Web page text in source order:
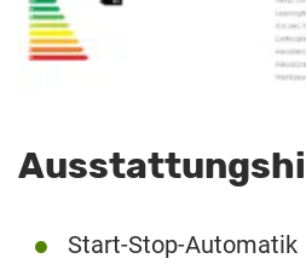
Start-Stop-Automatik